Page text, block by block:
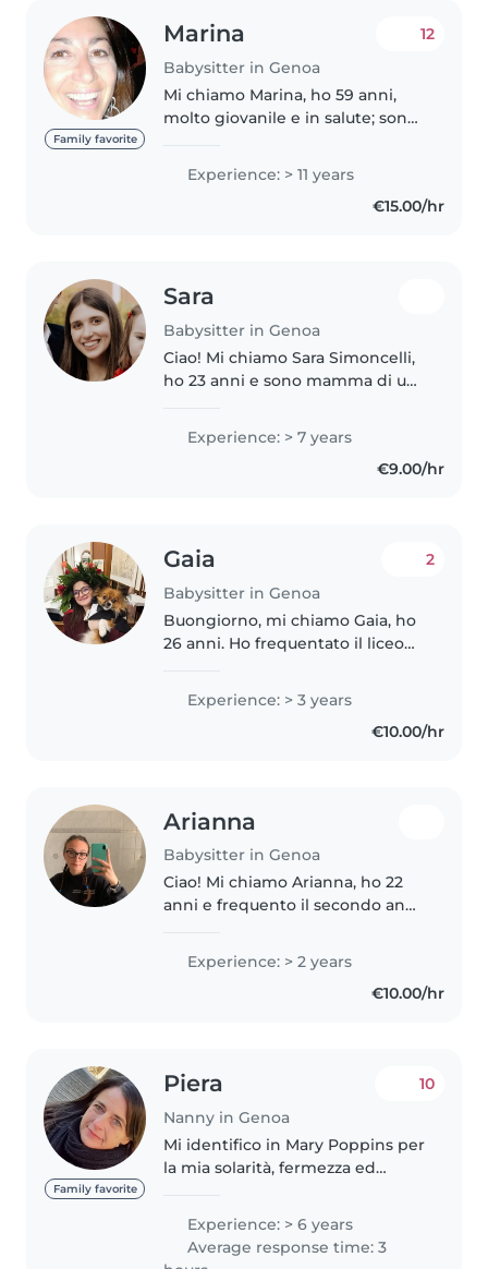
Family favorite
Marina
Babysitter in Genoa
12
Mi chiamo Marina, ho 59 anni,
molto giovanile e in salute; sono
bimbi, anche neonati, da
parecchi anni. Vivo sola a Quarto,
Experience: > 11 years
€15.00/hr
Sara
Babysitter in Genoa
Ciao! Mi chiamo Sara Simoncelli,
ho 23 anni e sono mamma di una
Questa esperienza mi ha
permesso di sviluppare ancora di
Experience: > 7 years
€9.00/hr
Gaia
Babysitter in Genoa
2
Buongiorno, mi chiamo Gaia, ho
26 anni. Ho frequentato il liceo
investigativa e psicologia
Experience: > 3 years
€10.00/hr
Arianna
Babysitter in Genoa
Ciao! Mi chiamo Arianna, ho 22
anni e frequento il secondo anno
dell'educazione e formazione. Mi
piace molto lavorare con i
bambini, intrattenerli, giocare,..
Experience: > 2 years
€10.00/hr
Family favorite
Piera
Nanny in Genoa
10
Mi identifico in Mary Poppins per
la mia solarità, fermezza ed
esperienza di mamma è al vostro
servizio, ho cresciuto i miei 3 figli
con pochi e sani principi..
Experience: > 6 years
Average response time: 3